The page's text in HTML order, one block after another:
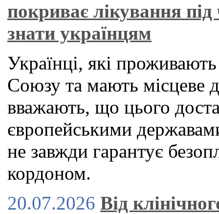
покриває лікування
знати українцям
Українці, які
Союзу та мають місцеве
вважають, що цього
європейськими
не завжди гарантує
кордоном.
20.07.2026 Від